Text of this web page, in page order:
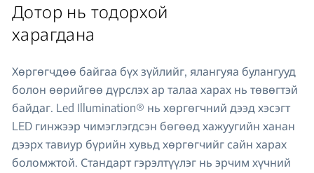
Дотор нь тодорхой
харагдана
Хөргөгчдөө байгаа бүх зүйлийг, ялангуяа булангууд
болон өөрийгөө дүрслэх ар талаа харах нь төвөгтэй
байдаг. Led Illumination® нь хөргөгчний дээд хэсэгт
LED гинжээр чимэглэгдсэн бөгөөд хажуугийн ханан
дээрх тавиур бүрийн хувьд хөргөгчийг сайн харах
боломжтой. Стандарт гэрэлтүүлэг нь эрчим хүчний